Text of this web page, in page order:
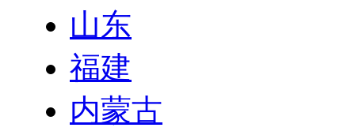
山东
福建
内蒙古